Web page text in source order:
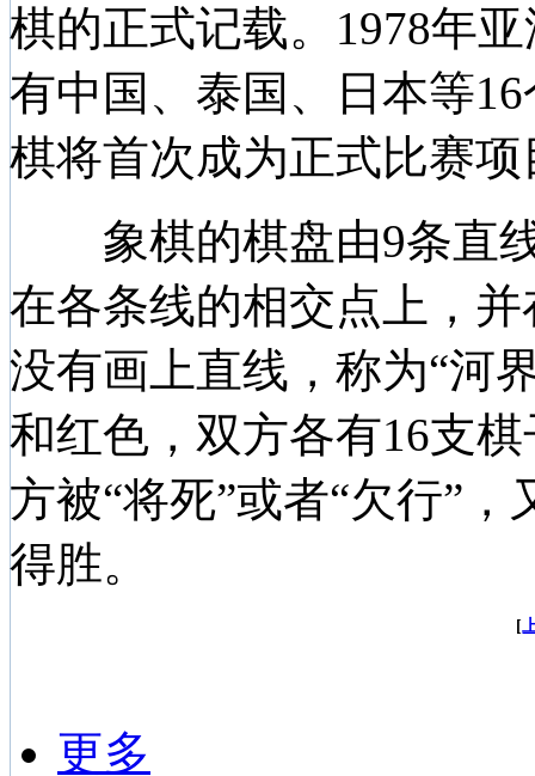
棋的正式记载。1978年
有中国、泰国、日本等
棋将首次成为正式比赛项
象棋的棋盘由9条直线
在各条线的相交点上，
没有画上直线，称为“河
和红色，双方各有16支
方被“将死”或者“欠行”
得胜。
[
更多